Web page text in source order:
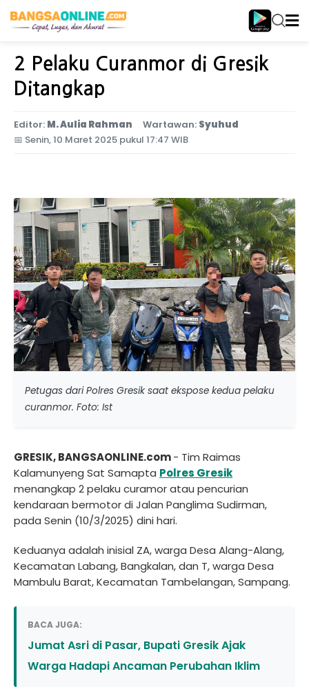
Home Jawa Timur
2 Pelaku Curanmor di Gresik
Ditangkap
Editor: M. Aulia Rahman Wartawan: Syuhud
📅 Senin, 10 Maret 2025 pukul 17:47 WIB
Petugas dari Polres Gresik saat ekspose kedua pelaku
curanmor. Foto: Ist
GRESIK, BANGSAONLINE.com- Tim Raimas
Kalamunyeng Sat Samapta Polres Gresik
menangkap 2 pelaku curamor atau pencurian
kendaraan bermotor di Jalan Panglima Sudirman,
pada Senin (10/3/2025) dini hari.
Keduanya adalah inisial ZA, warga Desa Alang-Alang,
Kecamatan Labang, Bangkalan, dan T, warga Desa
Mambulu Barat, Kecamatan Tambelangan, Sampang.
BACA JUGA:
Jumat Asri di Pasar, Bupati Gresik Ajak
Warga Hadapi Ancaman Perubahan Iklim